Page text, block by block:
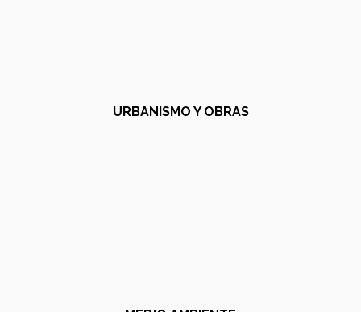
URBANISMO Y OBRAS